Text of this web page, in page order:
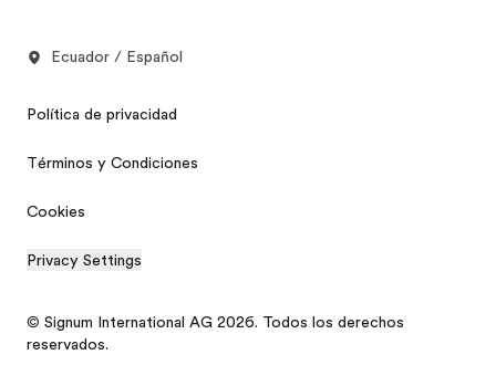
Ecuador / Español
Política de privacidad
Términos y Condiciones
Cookies
Privacy Settings
© Signum International AG 2026. Todos los derechos
reservados.